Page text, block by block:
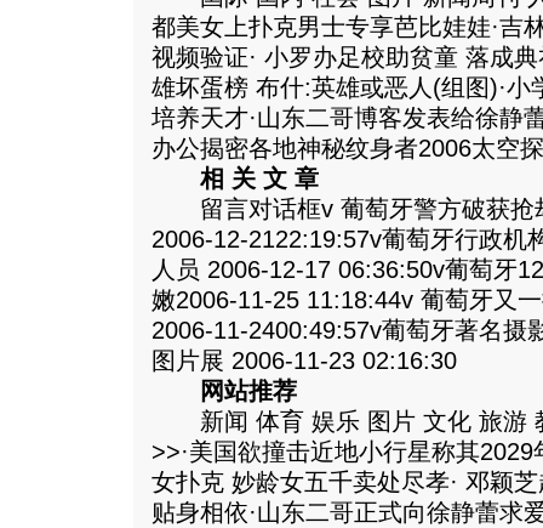
都美女上扑克男士专享芭比娃娃·吉
视频验证· 小罗办足校助贫童 落成
雄坏蛋榜 布什:英雄或恶人(组图)·
培养天才·山东二哥博客发表给徐静
办公揭密各地神秘纹身者2006太空
相 关 文 章
留言对话框v 葡萄牙警方破获抢
2006-12-2122:19:57v葡萄牙行政机
人员 2006-12-17 06:36:50v葡萄牙
嫩2006-11-25 11:18:44v 葡萄牙又
2006-11-2400:49:57v葡萄牙著名摄
图片展 2006-11-23 02:16:30
网站推荐
新闻 体育 娱乐 图片 文化 旅游
>>·美国欲撞击近地小行星称其
女扑克 妙龄女五千卖处尽孝· 邓颖
贴身相依·山东二哥正式向徐静蕾求